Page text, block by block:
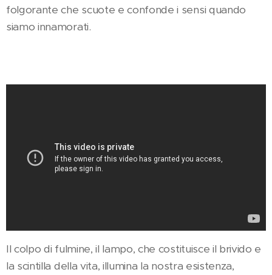
folgorante che scuote e confonde i sensi quando
siamo innamorati.
Il colpo di fulmine, il lampo, che costituisce il brivido e
la scintilla della vita, illumina la nostra esistenza,